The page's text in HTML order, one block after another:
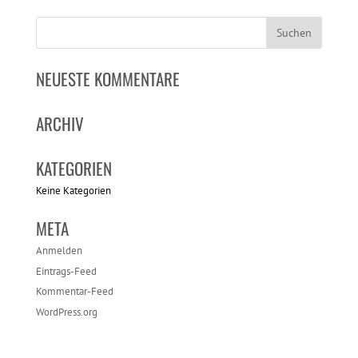
NEUESTE KOMMENTARE
ARCHIV
KATEGORIEN
Keine Kategorien
META
Anmelden
Eintrags-Feed
Kommentar-Feed
WordPress.org